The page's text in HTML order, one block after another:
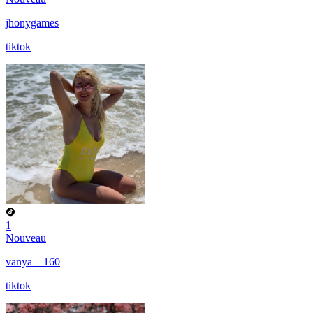
jhonygames
tiktok
1
Nouveau
vanya__160
tiktok